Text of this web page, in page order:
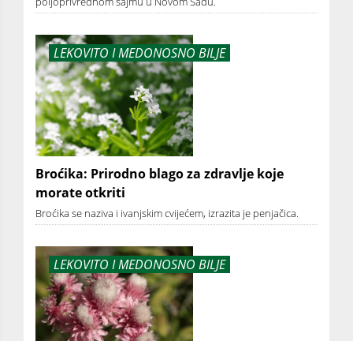
LEKOVITO I MEDONOSNO BILJE
Broćika: Prirodno blago za zdravlje koje
morate otkriti
Broćika se naziva i ivanjskim cvijećem, izrazita je penjačica.
LEKOVITO I MEDONOSNO BILJE